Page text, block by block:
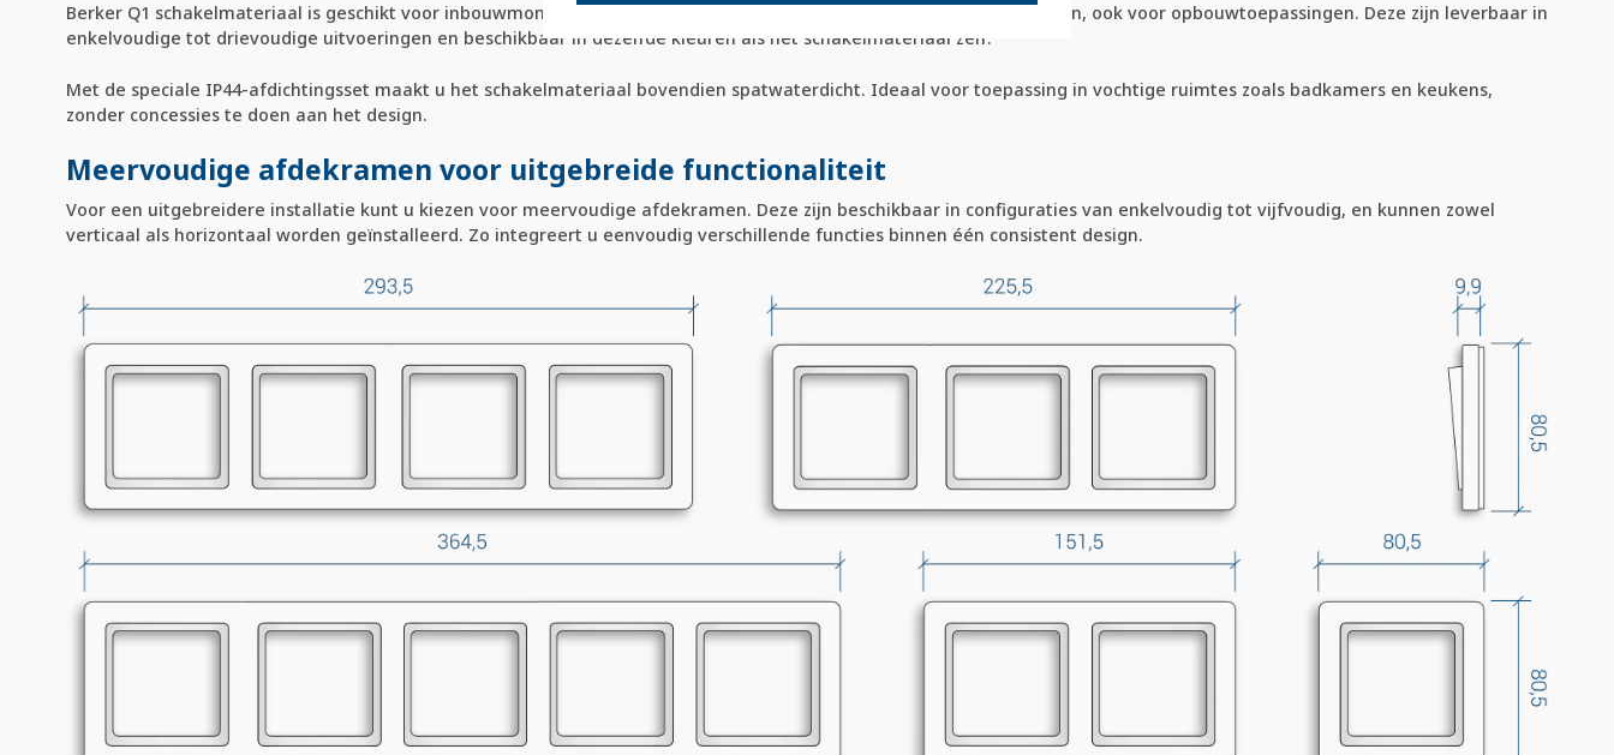
Berker Q1 schakelmateriaal is geschikt voor inbouwmontage en, met behulp van separaat verkrijgbare opbouwbakken, ook voor opbouwtoepassingen. Deze zijn leverbaar in
enkelvoudige tot drievoudige uitvoeringen en beschikbaar in dezelfde kleuren als het schakelmateriaal zelf.
Met de speciale IP44-afdichtingsset maakt u het schakelmateriaal bovendien spatwaterdicht. Ideaal voor toepassing in vochtige ruimtes zoals badkamers en keukens,
zonder concessies te doen aan het design.
Meervoudige afdekramen voor uitgebreide functionaliteit
Voor een uitgebreidere installatie kunt u kiezen voor meervoudige afdekramen. Deze zijn beschikbaar in configuraties van enkelvoudig tot vijfvoudig, en kunnen zowel
verticaal als horizontaal worden geïnstalleerd. Zo integreert u eenvoudig verschillende functies binnen één consistent design.